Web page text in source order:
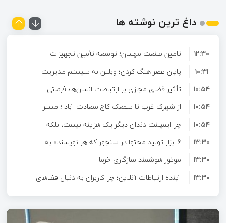
داغ ترین نوشته ها
تامین صنعت مهسان؛ توسعه تأمین تجهیزات
صنعتی و ارائه راهکارهای تخصصی برای صنایع
۱۲:۳۰
پایان عصر هنگ کردن؛ وبلین به سیستم مدیریت
محتوای حرفه ای ارتقا پیدا کرد!
۱۰:۳۱
تأثیر فضای مجازی بر ارتباطات انسان‌ها؛ فرصتی
برای تعامل و آشنایی در دنیای دیجیتال
۱۰:۵۴
از شهرک غرب تا سمعک کاج سعادت آباد ؛ مسیر
شنیدن دوباره در غرب تهران
۱۰:۵۴
چرا ایمپلنت دندان دیگر یک هزینه نیست، بلکه
یک سرمایه‌گذاری بلندمدت برای سلامتی است؟
۱۰:۵۴
6 ابزار تولید محتوا در سنجور که هر نویسنده به
آن‌ها نیاز دارد
۱۳:۳۰
موتور هوشمند سازگاری خرما
۱۳:۳۰
آینده ارتباطات آنلاین؛ چرا کاربران به دنبال فضاهای
تعاملی هدفمند هستند؟
۱۳:۳۰
دکتر حاتمی در نخستین نشست خبری آیین معارفه
شرکت احیا استیل فولاد بافت: محصول اصلی
۱۶:۴۰
نقش حیاتی امداد خودرو و مکانیک سیار در
۱۲:۳۰